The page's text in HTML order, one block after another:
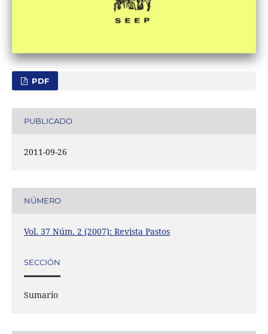
PDF
PUBLICADO
2011-09-26
NÚMERO
Vol. 37 Núm. 2 (2007): Revista Pastos
SECCIÓN
Sumario